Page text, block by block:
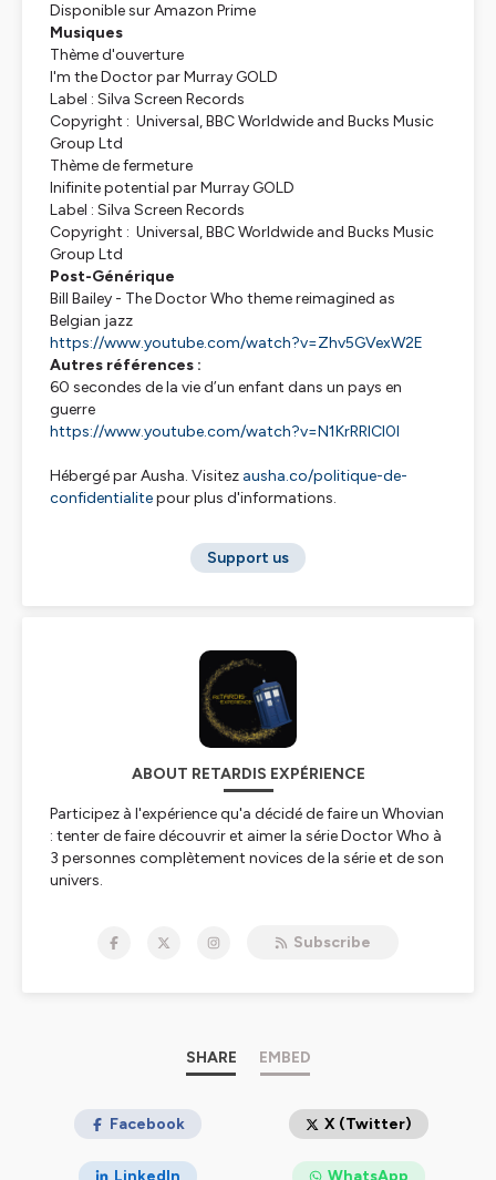
Disponible sur Amazon Prime
Musiques
Thème d'ouverture
I'm the Doctor par Murray GOLD
Label : Silva Screen Records
Copyright : Universal, BBC Worldwide and Bucks Music
Group Ltd
Thème de fermeture
Inifinite potential par Murray GOLD
Label : Silva Screen Records
Copyright : Universal, BBC Worldwide and Bucks Music
Group Ltd
Post-Générique
Bill Bailey - The Doctor Who theme reimagined as
Belgian jazz
https://www.youtube.com/watch?v=Zhv5GVexW2E
Autres références :
60 secondes de la vie d’un enfant dans un pays en
guerre
https://www.youtube.com/watch?v=N1KrRRICI0I
Hébergé par Ausha. Visitez ausha.co/politique-de-
confidentialitepour plus d'informations.
Support us
ABOUT RETARDIS EXPÉRIENCE
Participez à l'expérience qu'a décidé de faire un Whovian
: tenter de faire découvrir et aimer la série Doctor Who à
3 personnes complètement novices de la série et de son
univers.
eux après chaque épisode et (re)découvrir si vos
grand à l'intérieur et rempli de bonne humeur.
Présentation : Cédric
Whovian : Rose, Adèle, Doraline, Maël et Pierre
Subscribe
SHARE EMBED
Facebook X (Twitter)
LinkedIn WhatsApp